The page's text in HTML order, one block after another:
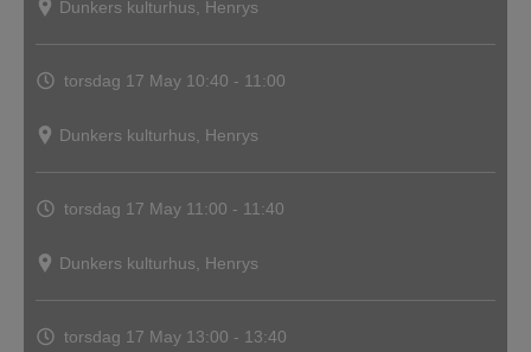
Dunkers kulturhus, Henrys
torsdag 17 May 10:40 - 11:00
Dunkers kulturhus, Henrys
torsdag 17 May 11:00 - 11:40
Dunkers kulturhus, Henrys
torsdag 17 May 13:00 - 13:40